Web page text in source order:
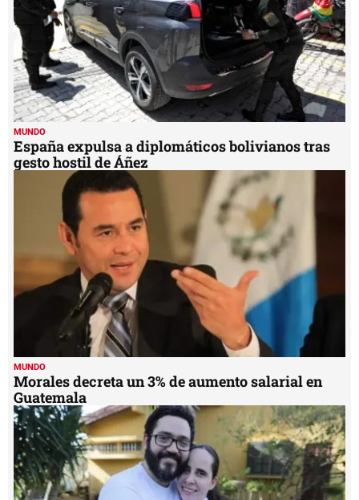
MUNDO
España expulsa a diplomáticos bolivianos tras
gesto hostil de Áñez
MUNDO
Morales decreta un 3% de aumento salarial en
Guatemala